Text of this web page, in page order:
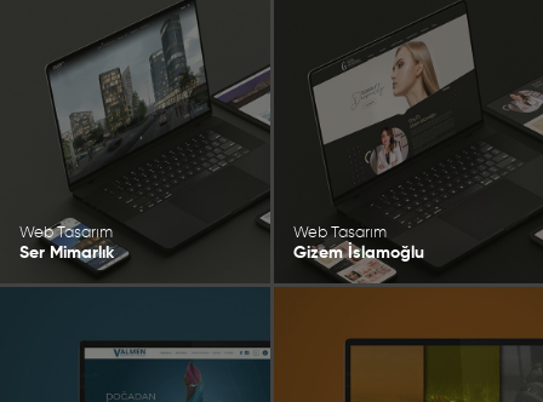
Web Tasarım
Ser Mimarlık
Web Tasarım
Gizem İslamoğlu